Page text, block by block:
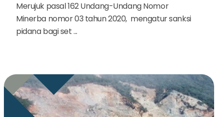
Merujuk pasal 162 Undang-Undang Nomor
Minerba nomor 03 tahun 2020, mengatur sanksi
pidana bagi set ...